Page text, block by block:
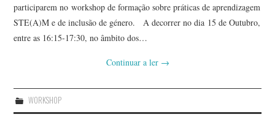
participarem no workshop de formação sobre práticas de aprendizagem
STE(A)M e de inclusão de género. A decorrer no dia 15 de Outubro,
entre as 16:15-17:30, no âmbito dos…
Continuar a ler →
WORKSHOP